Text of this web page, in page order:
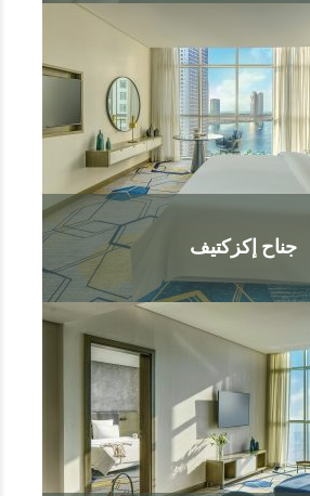
جناح إكزكتيف